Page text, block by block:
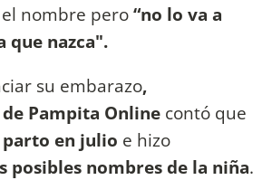
nombre pero“no lo va a
que nazca".
su embarazo,
Pampita Online contó que
parto en julio e hizo
posibles nombres de la niña.